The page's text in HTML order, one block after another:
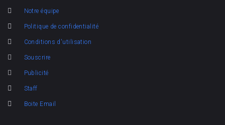
Notre équipe
Politique de confidentialité
Conditions d'utilisation
Souscrire
Publicité
Staff
Boite Email